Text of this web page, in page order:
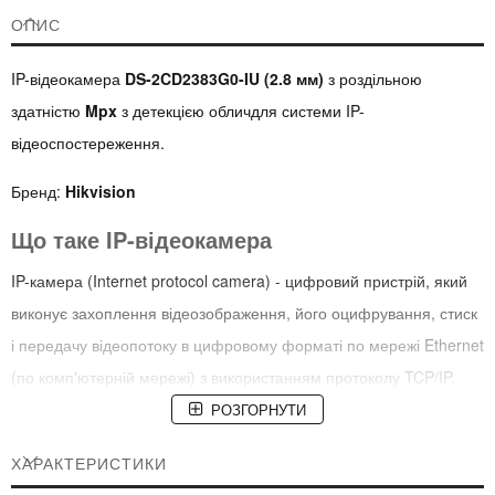
ОПИС
IP-відеокамера DS-2CD2383G0-IU (2.8 мм) з роздільною
здатністю Mpx з детекцією обличдля системи IP-
відеоспостереження.
Бренд: Hikvision
Що таке IP-відеокамера
IP-камера (Internet protocol camera) - цифровий пристрій, який
виконує захоплення відеозображення, його оцифрування, стиск
і передачу відеопотоку в цифровому форматі по мережі Ethernet
(по комп'ютерній мережі) з використанням протоколу TCP/IP.
Використовується для контролю і оперативної реакції на події,
РОЗГОРНУТИ
ХАРАКТЕРИСТИКИ